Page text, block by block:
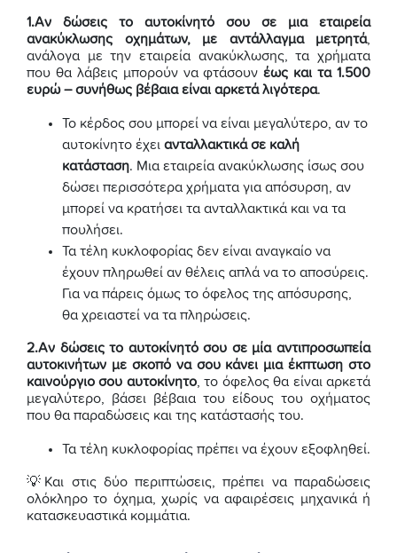
1.Αν δώσεις το αυτοκίνητό σου σε μια εταιρεία
ανακύκλωσης οχημάτων, με αντάλλαγμα μετρητά,
ανάλογα με την εταιρεία ανακύκλωσης, τα χρήματα
που θα λάβεις μπορούν να φτάσουνέως και τα 1.500
ευρώ – συνήθως βέβαια είναι αρκετά λιγότερα.
Το κέρδος σου μπορεί να είναι μεγαλύτερο, αν το
αυτοκίνητο έχει ανταλλακτικά σε καλή
κατάσταση. Μια εταιρεία ανακύκλωσης ίσως σου
δώσει περισσότερα χρήματα για απόσυρση, αν
μπορεί να κρατήσει τα ανταλλακτικά και να τα
πουλήσει.
Τα τέλη κυκλοφορίας δεν είναι αναγκαίο να
έχουν πληρωθεί αν θέλεις απλά να το αποσύρεις.
Για να πάρεις όμως το όφελος της απόσυρσης,
θα χρειαστεί να τα πληρώσεις.
2.Αν δώσεις το αυτοκίνητό σου σε μία αντιπροσωπεία
αυτοκινήτων με σκοπό να σου κάνει μια έκπτωση στο
καινούργιο σου αυτοκίνητο, το όφελος θα είναι αρκετά
μεγαλύτερο, βάσει βέβαια του είδους του οχήματος
που θα παραδώσεις και της κατάστασής του.
Τα τέλη κυκλοφορίας πρέπει να έχουν εξοφληθεί.
💡Και στις δύο περιπτώσεις, πρέπει να παραδώσεις
ολόκληρο το όχημα, χωρίς να αφαιρέσεις μηχανικά ή
κατασκευαστικά κομμάτια.